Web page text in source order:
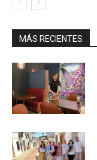
MÁS RECIENTES